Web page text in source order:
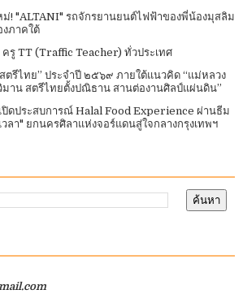
ม่! "ALTANI" รถจักรยานยนต์ไฟฟ้าของพี่น้องมุสลิม
ภาคใต้
ครู TT (Traffic Teacher) ทั่วประเทศ​
ตรีไทย” ประจําปี ๒๕๖๙ ภายใต้แนวคิด “แม่หลวง
าน สตรีไทยตั้งปณิธาน สานต่องานศิลป์แผ่นดิน”
ดประสบการณ์ Halal Food Experience ผ่านธีม
ลา" ยกนครศิลาแห่งจอร์แดนสู่ใจกลางกรุงเทพฯ